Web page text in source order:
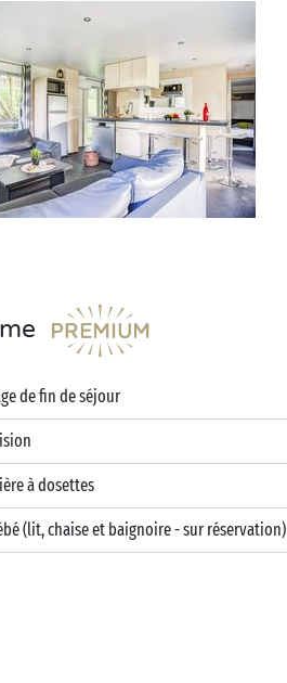
de fin de séjour
à dosettes
(lit, chaise et baignoire - sur réservation)